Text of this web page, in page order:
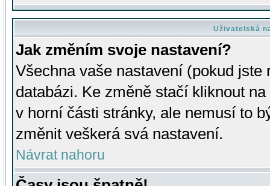
Uživatelská
Jak změním svoje nastavení?
Všechna vaše nastavení (pokud
databázi. Ke změně stačí kliknout
v horní části stránky, ale nemusí to
změnit veškerá svá nastavení.
Návrat nahoru